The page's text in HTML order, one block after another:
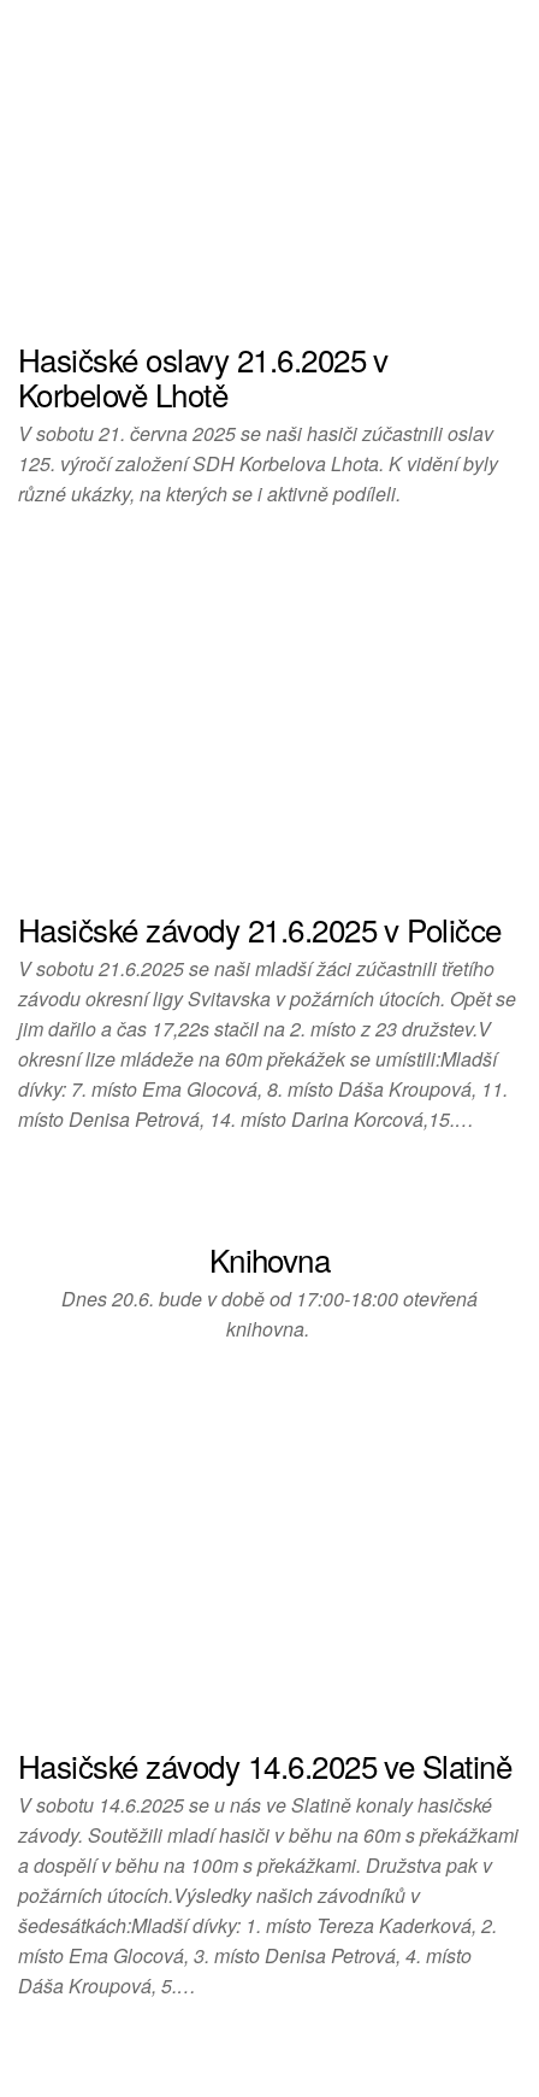
Hasičské oslavy 21.6.2025 v
Korbelově Lhotě
V sobotu 21. června 2025 se naši hasiči zúčastnili oslav
125. výročí založení SDH Korbelova Lhota. K vidění byly
různé ukázky, na kterých se i aktivně podíleli.
Hasičské závody 21.6.2025 v Poličce
V sobotu 21.6.2025 se naši mladší žáci zúčastnili třetího
závodu okresní ligy Svitavska v požárních útocích. Opět se
jim dařilo a čas 17,22s stačil na 2. místo z 23 družstev.V
okresní lize mládeže na 60m překážek se umístili:Mladší
dívky: 7. místo Ema Glocová, 8. místo Dáša Kroupová, 11.
místo Denisa Petrová, 14. místo Darina Korcová,15.…
Knihovna
Dnes 20.6. bude v době od 17:00-18:00 otevřená
knihovna.
Hasičské závody 14.6.2025 ve Slatině
V sobotu 14.6.2025 se u nás ve Slatině konaly hasičské
závody. Soutěžili mladí hasiči v běhu na 60m s překážkami
a dospělí v běhu na 100m s překážkami. Družstva pak v
požárních útocích.Výsledky našich závodníků v
šedesátkách:Mladší dívky: 1. místo Tereza Kaderková, 2.
místo Ema Glocová, 3. místo Denisa Petrová, 4. místo
Dáša Kroupová, 5.…
nejsou
webových
stránek
na
základě
toho, jak
se
webové
stránky
používají.